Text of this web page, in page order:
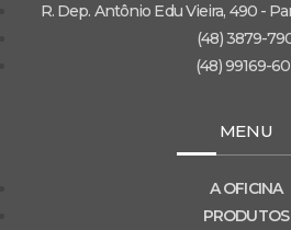
R. Dep. Antônio Edu Vieira, 490 -
(48) 3879-
(48) 99169-
MENU
A OFICINA
PRODUTOS